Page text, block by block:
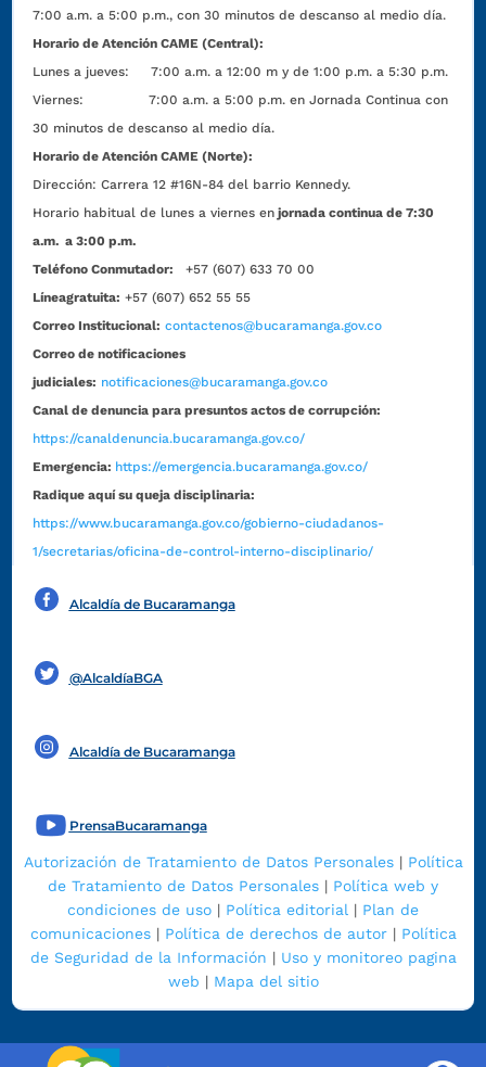
7:00 a.m. a 5:00 p.m., con 30 minutos de descanso al medio día.
Horario de Atención CAME (Central):
Lunes a jueves: 7:00 a.m. a 12:00 m y de 1:00 p.m. a 5:30 p.m.
Viernes: 7:00 a.m. a 5:00 p.m. en Jornada Continua con
30 minutos de descanso al medio día.
Horario de Atención CAME (Norte):
Dirección:Carrera 12 #16N-84 del barrio Kennedy.
Horario habitual de lunes a viernes en jornada continua de 7:30
a.m. a 3:00 p.m.
Teléfono Conmutador:
+57 (607) 633 70 00
Líneagratuita: +57 (607) 652 55 55
Correo Institucional: contactenos@bucaramanga.gov.co
Correo de notificaciones
judiciales: notificaciones@bucaramanga.gov.co
Canal de denuncia para presuntos actos de corrupción:
https://canaldenuncia.bucaramanga.gov.co/
Emergencia: https://emergencia.bucaramanga.gov.co/
Radique aquí su queja disciplinaria:
https://www.bucaramanga.gov.co/gobierno-ciudadanos-
1/secretarias/oficina-de-control-interno-disciplinario/
Alcaldía de Bucaramanga
@AlcaldíaBGA
Alcaldía de Bucaramanga
PrensaBucaramanga
Autorización de Tratamiento de Datos Personales| Política
de Tratamiento de Datos Personales | Política web y
condiciones de uso | Política editorial | Plan de
comunicaciones| Política de derechos de autor| Política
de Seguridad de la Información | Uso y monitoreo pagina
web | Mapa del sitio